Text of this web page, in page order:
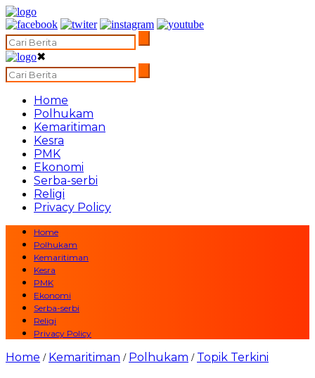
✖
Home
Polhukam
Kemaritiman
Kesra
PMK
Ekonomi
Serba-serbi
Religi
Privacy Policy
Home
Polhukam
Kemaritiman
Kesra
PMK
Ekonomi
Serba-serbi
Religi
Privacy Policy
Home / Kemaritiman / Polhukam / Topik Terkini